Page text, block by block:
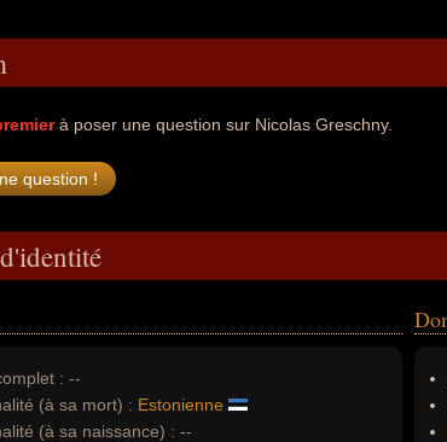
à poser une question sur Nicolas Greschny.
: --
(à sa mort) : Estonienne
(à sa naissance) : --